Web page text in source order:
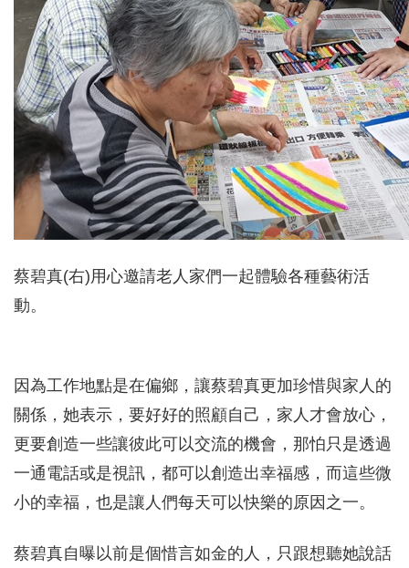
蔡碧真(右)用心邀請老人家們一起體驗各種藝術活
動。
因為工作地點是在偏鄉，讓蔡碧真更加珍惜與家人的
關係，她表示，要好好的照顧自己，家人才會放心，
更要創造一些讓彼此可以交流的機會，那怕只是透過
一通電話或是視訊，都可以創造出幸福感，而這些微
小的幸福，也是讓人們每天可以快樂的原因之一。
蔡碧真自曝以前是個惜言如金的人，只跟想聽她說話